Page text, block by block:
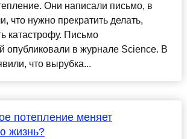
Они написали письмо, в
что нужно прекратить делать,
катастрофу. Письмо
опубликовали в журнале Science. В
что вырубка...
потепление меняет
жизнь?